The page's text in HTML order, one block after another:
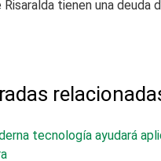
Risaralda tienen una deuda